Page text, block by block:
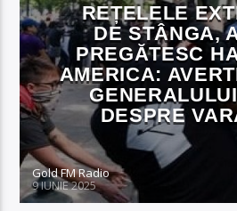
REȚELELE
DE STÂNGA,
PREGĂTESC
AMERICA:
DESPRE
Gold FM Radio
9 IUNIE 2025